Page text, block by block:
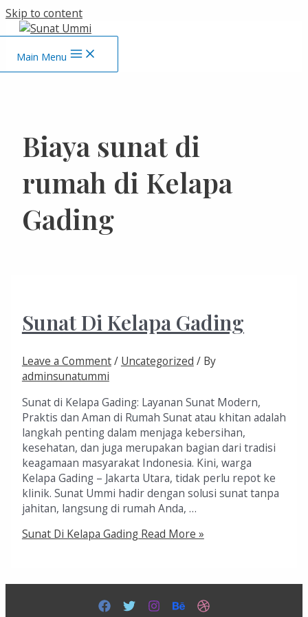
Skip to content
Main Menu
Biaya sunat di
rumah di Kelapa
Gading
Sunat Di Kelapa Gading
Leave a Comment/ Uncategorized / By
adminsunatummi
Sunat di Kelapa Gading: Layanan Sunat Modern,
Praktis dan Aman di Rumah Sunat atau khitan adalah
langkah penting dalam menjaga kebersihan,
kesehatan, dan juga merupakan bagian dari tradisi
keagamaan masyarakat Indonesia. Kini, warga
Kelapa Gading – Jakarta Utara, tidak perlu repot ke
klinik. Sunat Ummi hadir dengan solusi sunat tanpa
jahitan, langsung di rumah Anda, …
Sunat Di Kelapa GadingRead More »